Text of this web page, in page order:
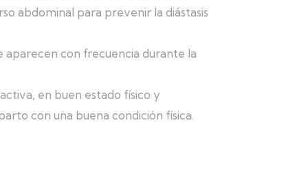
abdominal para prevenir la diástasis
con frecuencia durante la
en buen estado físico y
con una buena condición física.